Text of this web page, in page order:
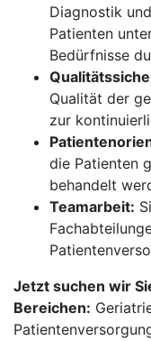
Diagnostik
Patienten
Bedürfnisse
Qualität der
zur
die Patienten
behandelt
Teamarbeit:
Jetzt suchen wir
Bereichen: